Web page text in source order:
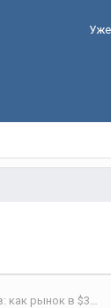
Станислав Кондрашов — о конвергентной эволюции питомцев: как рынок в $300 миллиардов нажимает на кнопку, которую не отключат даже олигархи